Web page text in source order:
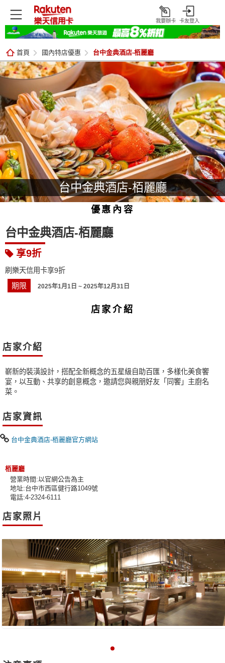
打
開
我要辦卡 卡友登入
首頁 國內特店優惠 台中金典酒店-栢麗廳
台中金典酒店-栢麗廳
優惠內容
台中金典酒店-栢麗廳
享9折
刷樂天信用卡享9折
期限 2025年1月1日 ~ 2025年12月31日
店家介紹
店家介紹
嶄新的裝潢設計，搭配全新概念的五星級自助百匯，多樣化美食饗
宴，以互動、共享的創意概念，邀請您與親朋好友「同饗」主廚名
菜。
店家資訊
台中金典酒店-栢麗廳官方網站
栢麗廳
營業時間:以官網公告為主
地址:台中市西區健行路1049號
電話:4-2324-6111
店家照片